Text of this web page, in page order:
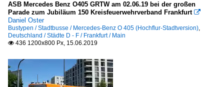
ASB Mercedes Benz O405 GRTW am 02.06.19 bei der großen
Parade zum Jubiläum 150 Kreisfeuerwehrverband Frankfurt 
Daniel Oster
Bustypen / Stadtbusse / Mercedes-Benz O 405 (Hochflur-Stadtversion),
Deutschland / Städte D - F / Frankfurt / Main
 436 1200x800 Px, 15.06.2019